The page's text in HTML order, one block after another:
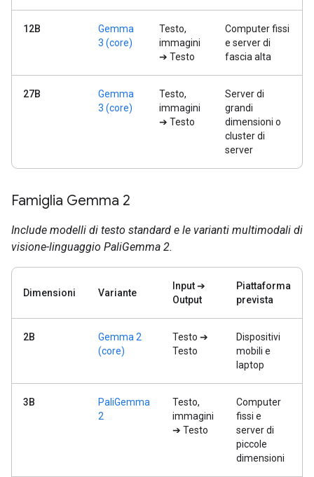
12B
Gemma
3 (core)
Testo,
immagini
➔ Testo
Computer fissi
e server di
fascia alta
27B
Gemma
3 (core)
Testo,
immagini
➔ Testo
Server di
grandi
dimensioni o
cluster di
server
Famiglia Gemma 2
Include modelli di testo standard e le varianti multimodali di
visione-linguaggio PaliGemma 2.
Dimensioni Variante
Input ➔
Output
Piattaforma
prevista
2B
Gemma 2
(core)
Testo ➔
Testo
Dispositivi
mobili e
laptop
3B
PaliGemma
2
Testo,
immagini
➔ Testo
Computer
fissi e
server di
piccole
dimensioni